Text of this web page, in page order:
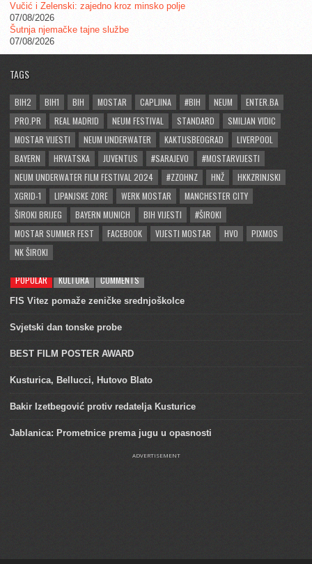
Vučić i Zelenski: zajedno kroz minsko polje
07/08/2026
Šutnja njemačke tajne službe
07/08/2026
TAGS
BIH2 BIH1 BIH MOSTAR CAPLJINA #BIH NEUM
ENTER.BA
PRO.PR
REAL MADRID NEUM FESTIVAL STANDARD
SMILJAN VIDIC
MOSTAR VIJESTI
NEUM UNDERWATER KAKTUSBEOGRAD
LIVERPOOL
BAYERN
HRVATSKA JUVENTUS #SARAJEVO
#MOSTARVIJESTI
NEUM UNDERWATER FILM FESTIVAL 2024
#ZZOHNZ HNŽ
HKKZRINJSKI
XGRID-1
LIPANJSKE ZORE WERK MOSTAR
MANCHESTER CITY
ŠIROKI BRIJEG
BAYERN MUNICH BIH VIJESTI
#ŠIROKI
MOSTAR SUMMER FEST
FACEBOOK VIJESTI MOSTAR HVO
PIXMOS
NK ŠIROKI
POPULAR KULTURA COMMENTS
FIS Vitez pomaže zeničke srednjoškolce
Svjetski dan tonske probe
BEST FILM POSTER AWARD
Kusturica, Bellucci, Hutovo Blato
Bakir Izetbegović protiv redatelja Kusturice
Jablanica: Prometnice prema jugu u opasnosti
ADVERTISEMENT